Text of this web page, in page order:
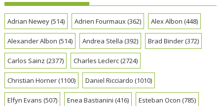
Adrian Newey(514) Adrien Fourmaux(362) Alex Albon (448)
Alexander Albon (514) Andrea Stella (392) Brad Binder(372)
Carlos Sainz (2377) Charles Leclerc(2724)
Christian Horner(1100) Daniel Ricciardo (1010)
Elfyn Evans (507) Enea Bastianini (416) Esteban Ocon (785)